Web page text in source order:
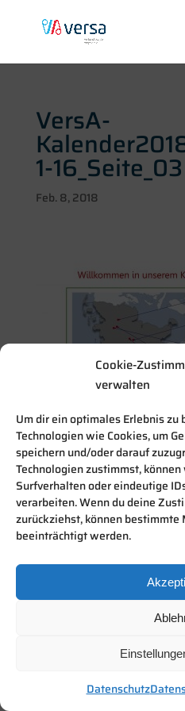
Cookie-
verwalten
Um dir ein optimales Erlebnis
Technologien wie Cookies, um
speichern und/oder darauf
Technologien zustimmst,
Surfverhalten oder eindeutige
verarbeiten. Wenn du deine
zurückziehst, können
beeinträchtigt werden.
Datenschutz
VersA-
1-16_Seite_03
Feb. 8, 2018